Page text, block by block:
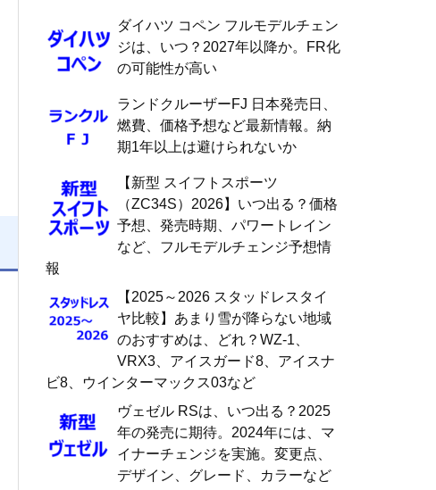
ダイハツ コペン フルモデルチェン
ジは、いつ？2027年以降か。FR化
の可能性が高い
ランドクルーザーFJ 日本発売日、
燃費、価格予想など最新情報。納
期1年以上は避けられないか
【新型 スイフトスポーツ
（ZC34S）2026】いつ出る？価格
予想、発売時期、パワートレイン
など、フルモデルチェンジ予想情
報
【2025～2026 スタッドレスタイ
ヤ比較】あまり雪が降らない地域
のおすすめは、どれ？WZ-1、
VRX3、アイスガード8、アイスナ
ビ8、ウインターマックス03など
ヴェゼル RSは、いつ出る？2025
年の発売に期待。2024年には、マ
イナーチェンジを実施。変更点、
デザイン、グレード、カラーなど